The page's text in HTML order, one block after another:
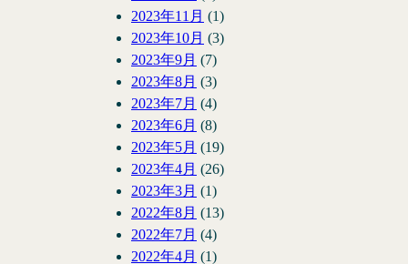
2023年11月 (1)
2023年10月 (3)
2023年9月 (7)
2023年8月 (3)
2023年7月 (4)
2023年6月 (8)
2023年5月 (19)
2023年4月 (26)
2023年3月 (1)
2022年8月 (13)
2022年7月 (4)
2022年4月 (1)